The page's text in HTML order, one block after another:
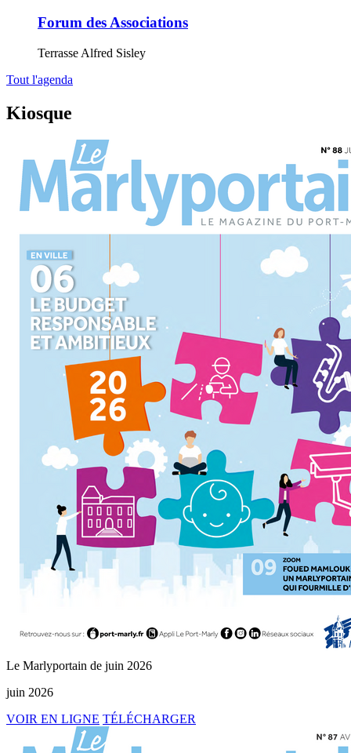
Forum
des
Associations
Forum des Associations
Terrasse Alfred Sisley
Tout l'agenda
Kiosque
Marlyportain
juin
2026
Le Marlyportain de juin 2026
juin 2026
VOIR EN LIGNE TÉLÉCHARGER
Marlyportain